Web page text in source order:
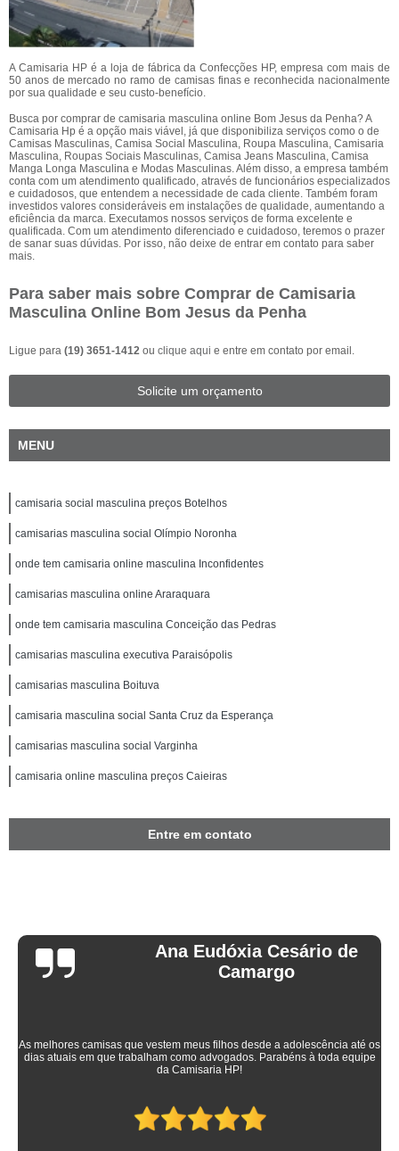
A Camisaria HP é a loja de fábrica da Confecções HP, empresa com mais de
50 anos de mercado no ramo de camisas finas e reconhecida nacionalmente
por sua qualidade e seu custo-benefício.
Busca por comprar de camisaria masculina online Bom Jesus da Penha? A
Camisaria Hp é a opção mais viável, já que disponibiliza serviços como o de
Camisas Masculinas, Camisa Social Masculina, Roupa Masculina, Camisaria
Masculina, Roupas Sociais Masculinas, Camisa Jeans Masculina, Camisa
Manga Longa Masculina e Modas Masculinas. Além disso, a empresa também
conta com um atendimento qualificado, através de funcionários especializados
e cuidadosos, que entendem a necessidade de cada cliente. Também foram
investidos valores consideráveis em instalações de qualidade, aumentando a
eficiência da marca. Executamos nossos serviços de forma excelente e
qualificada. Com um atendimento diferenciado e cuidadoso, teremos o prazer
de sanar suas dúvidas. Por isso, não deixe de entrar em contato para saber
mais.
Para saber mais sobre Comprar de Camisaria
Masculina Online Bom Jesus da Penha
Ligue para (19) 3651-1412 ou clique aqui e entre em contato por email.
Solicite um orçamento
MENU
camisaria social masculina preços Botelhos
camisarias masculina social Olímpio Noronha
onde tem camisaria online masculina Inconfidentes
camisarias masculina online Araraquara
onde tem camisaria masculina Conceição das Pedras
camisarias masculina executiva Paraisópolis
camisarias masculina Boituva
camisaria masculina social Santa Cruz da Esperança
camisarias masculina social Varginha
camisaria online masculina preços Caieiras
Entre em contato
Ana Eudóxia Cesário de
Camargo
As melhores camisas que vestem meus filhos desde a adolescência até os
dias atuais em que trabalham como advogados. Parabéns à toda equipe
da Camisaria HP!